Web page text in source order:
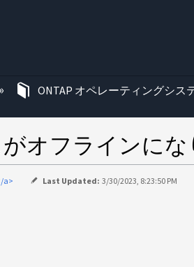
ONTAP オペレーティングシス
がオフラインに
a> Last Updated: 3/30/2023, 8:23:50 PM